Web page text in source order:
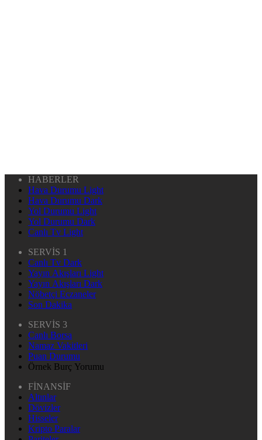
HABERLER
Hava Durumu Light
Hava Durumu Dark
Yol Durumu Light
Yol Durumu Dark
Canlı Tv Light
SERVİS 1
Canlı Tv Dark
Yayın Akışları Light
Yayın Akışları Dark
Nöbetçi Eczaneler
Son Dakika
SERVİS 3
Canlı Borsa
Namaz Vakitleri
Puan Durumu
Örnek Burç Yorumu
FİNANSİF
Altınlar
Dövizler
Hisseler
Kripto Paralar